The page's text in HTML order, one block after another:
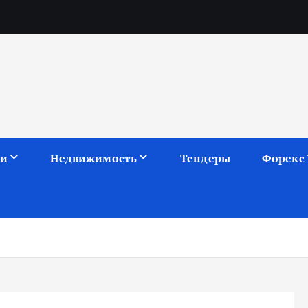
Недвижимость Тендеры Форекс